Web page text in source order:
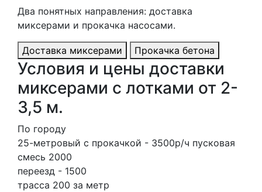
Два понятных направления: доставка
миксерами и прокачка насосами.
Доставка миксерами Прокачка бетона
Условия и цены доставки
миксерами с лотками от 2-
3,5 м.
По городу
25-метровый с прокачкой - 3500р/ч пусковая
смесь 2000
переезд - 1500
трасса 200 за метр